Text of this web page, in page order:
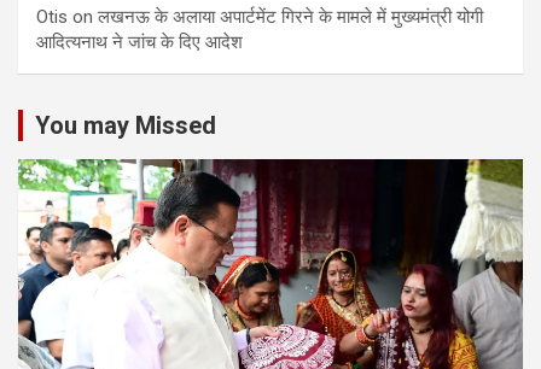
Otis onलखनऊ के अलाया अपार्टमेंट गिरने के मामले में मुख्‍यमंत्री योगी
आद‍ित्‍यनाथ ने जांच के द‍िए आदेश
You may Missed